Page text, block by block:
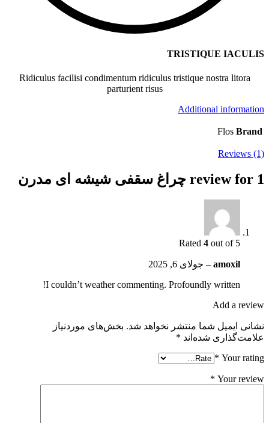
TRISTIQUE IACULIS
Ridiculus facilisi condimentum ridiculus tristique nostra litora
parturient risus
Additional information
Brand
Flos
Reviews (1)
1 review for چراغ سقفی شیشه ای مدرن
Rated 4 out of 5
amoxil
– جولای 6, 2025
I couldn’t weather commenting. Profoundly written!
Add a review
نشانی ایمیل شما منتشر نخواهد شد. بخش‌های موردنیاز
علامت‌گذاری شده‌اند *
Your rating
*
Your review
*